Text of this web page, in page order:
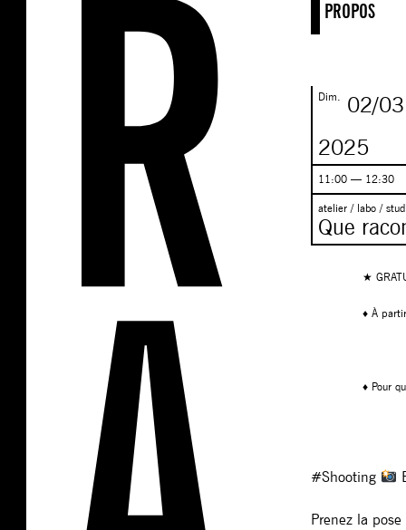
PROPOS
Dim. 02/03
2025
11:00 — 12:30
atelier / labo /
Que
★
♦ À
♦ Pour
#Shooting
Prenez la